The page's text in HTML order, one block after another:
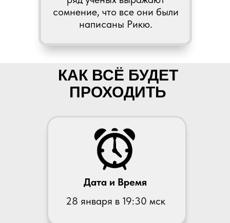
сомнение, что все они были
написаны Рикю.
КАК ВСЁ БУДЕТ
ПРОХОДИТЬ
Дата и Время
28 января в 19:30 мск